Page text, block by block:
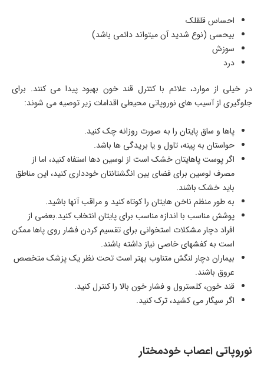
احساس قلقلک
بی­حسی (نوع شدید آن می­تواند دائمی باشد)
سوزش
درد
در خیلی از موارد، علائم با کنترل قند خون بهبود پیدا می­ کنند. برای
جلوگیری از آسیب­ های نوروپاتی محیطی اقدامات زیر توصیه می ­شوند:
پاها و ساق پایتان را به صورت روزانه چک کنید.
حواستان به پینه، تاول و یا بریدگی ­ها باشد.
اگر پوست پاهایتان خشک است از لوسین­ دها استفاه کنید، اما از
مصرف لوسین برای فضای بین انگشتانتان خودداری کنید، این مناطق
باید خشک باشند.
به طور منظم ناخن ­هایتان را کوتاه کنید و مراقب آنها باشید.
پوشش مناسب با اندازه مناسب برای پایتان انتخاب کنید.بعضی از
افراد دچار مشکلات استخوانی برای تقسیم کردن فشار روی پاها ممکن
است به کفش­های خاصی نیاز داشته باشند.
بیماران دچار لنگش متناوب بهتر است تحت نظر یک پزشک متخصص
عروق باشند.
قند خون، کلسترول و فشار خون بالا را کنترل کنید.
اگر سیگار می­ کشید، ترک کنید.
نوروپاتی اعصاب خودمختار